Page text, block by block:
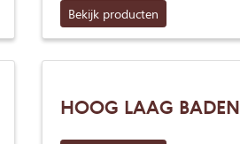
Bekijk producten
HOOG LAAG BADEN